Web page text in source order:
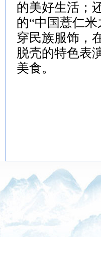
的美好生活；
的“中国薏仁
穿民族服饰，
脱壳的特色表
美食。